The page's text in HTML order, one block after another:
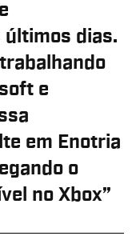
últimos dias.
e
em Enotria
o
no Xbox”